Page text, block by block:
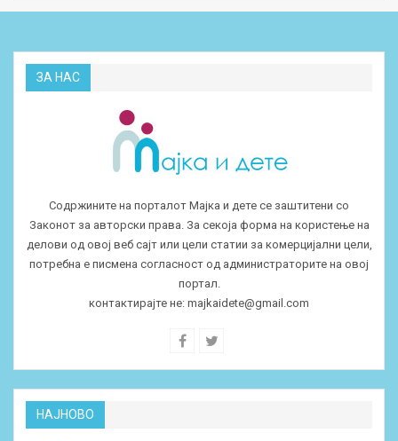
ЗА НАС
Содржините на порталот Мајка и дете се заштитени со
Законот за авторски права. За секоја форма на користење на
делови од овој веб сајт или цели статии за комерцијални цели,
потребна е писмена согласност од администраторите на овој
портал.
контактирајте не: majkaidete@gmail.com
НАЈНОВО